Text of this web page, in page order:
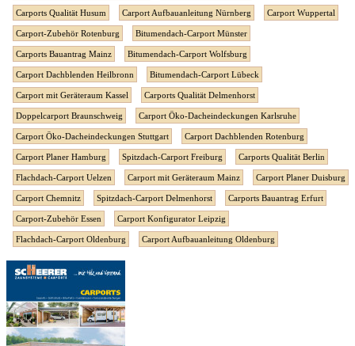
Carports Qualität Husum Carport Aufbauanleitung Nürnberg Carport Wuppertal
Carport-Zubehör Rotenburg Bitumendach-Carport Münster
Carports Bauantrag Mainz Bitumendach-Carport Wolfsburg
Carport Dachblenden Heilbronn Bitumendach-Carport Lübeck
Carport mit Geräteraum Kassel Carports Qualität Delmenhorst
Doppelcarport Braunschweig Carport Öko-Dacheindeckungen Karlsruhe
Carport Öko-Dacheindeckungen Stuttgart Carport Dachblenden Rotenburg
Carport Planer Hamburg Spitzdach-Carport Freiburg Carports Qualität Berlin
Flachdach-Carport Uelzen Carport mit Geräteraum Mainz Carport Planer Duisburg
Carport Chemnitz Spitzdach-Carport Delmenhorst Carports Bauantrag Erfurt
Carport-Zubehör Essen Carport Konfigurator Leipzig
Flachdach-Carport Oldenburg Carport Aufbauanleitung Oldenburg